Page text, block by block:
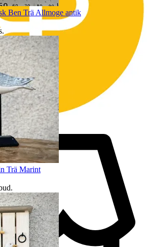
Ben Trä Allmoge antik
.
Trä Marint
.